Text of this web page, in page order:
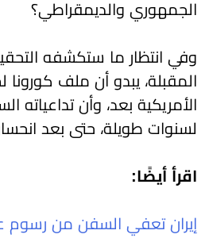
الجمهوري والديمقراطي؟
وفي انتظار ما ستكشفه
المقبلة، يبدو أن ملف كورونا
الأمريكية بعد، وأن تداعياته
لسنوات طويلة، حتى بعد
اقرأ أيضًا:
إيران تعفي السفن من رسوم